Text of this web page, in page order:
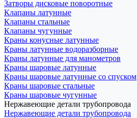
Затворы дисковые поворотные
Клапаны латунные
Клапаны стальные
Клапаны чугунные
Краны конусные латунные
Краны латунные водоразборные
Краны латунные для манометров
Краны шаровые латунные
Краны шаровые латунные со спуском
Краны шаровые стальные
Краны шаровые чугунные
Нержавеющие детали трубопровода
Нержавеющие детали трубопровода